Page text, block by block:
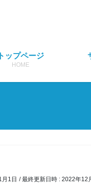
トップページ
HOME
1日 / 最終更新日時 : 2022年12